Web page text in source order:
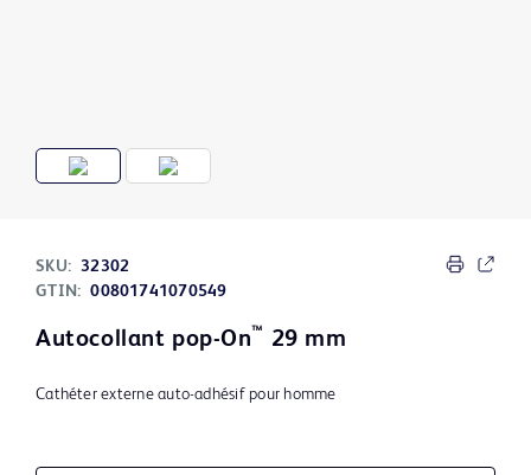
SKU: 32302
GTIN: 00801741070549
Autocollant pop-On™ 29 mm
Cathéter externe auto-adhésif pour homme